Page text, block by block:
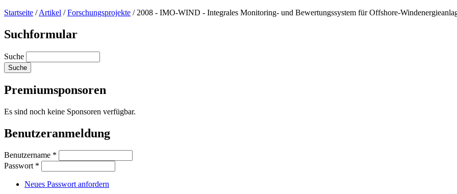
Startseite /Artikel /Forschungsprojekte / 2008 - IMO-WIND - Integrales Monitoring- und Bewertungssystem für Offshore-
Suchformular
Suche
Premiumsponsoren
Es sind noch keine Sponsoren verfügbar.
Benutzeranmeldung
Benutzername *
Passwort *
Neues Passwort anfordern